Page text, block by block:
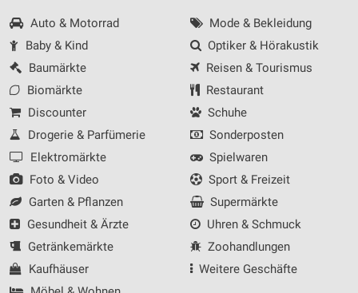
Auto & Motorrad
Baby & Kind
Baumärkte
Biomärkte
Discounter
Drogerie & Parfümerie
Elektromärkte
Foto & Video
Garten & Pflanzen
Gesundheit & Ärzte
Getränkemärkte
Kaufhäuser
Mode & Bekleidung
Optiker & Hörakustik
Reisen & Tourismus
Restaurant
Schuhe
Sonderposten
Spielwaren
Sport & Freizeit
Supermärkte
Uhren & Schmuck
Zoohandlungen
Weitere Geschäfte